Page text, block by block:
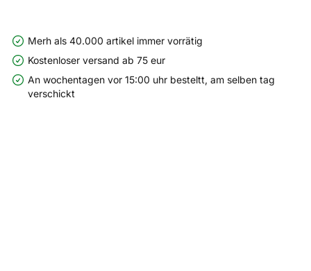
Merh als 40.000 artikel immer vorrätig
Kostenloser versand ab 75 eur
An wochentagen vor 15:00 uhr besteltt, am selben tag
verschickt